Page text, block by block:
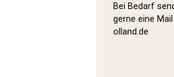
Bei Bedarf
gerne eine
olland.de